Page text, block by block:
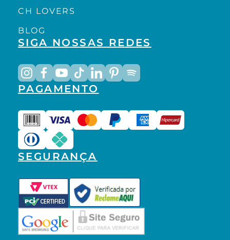
CH LOVERS
BLOG
SIGA NOSSAS REDES
PAGAMENTO
SEGURANÇA